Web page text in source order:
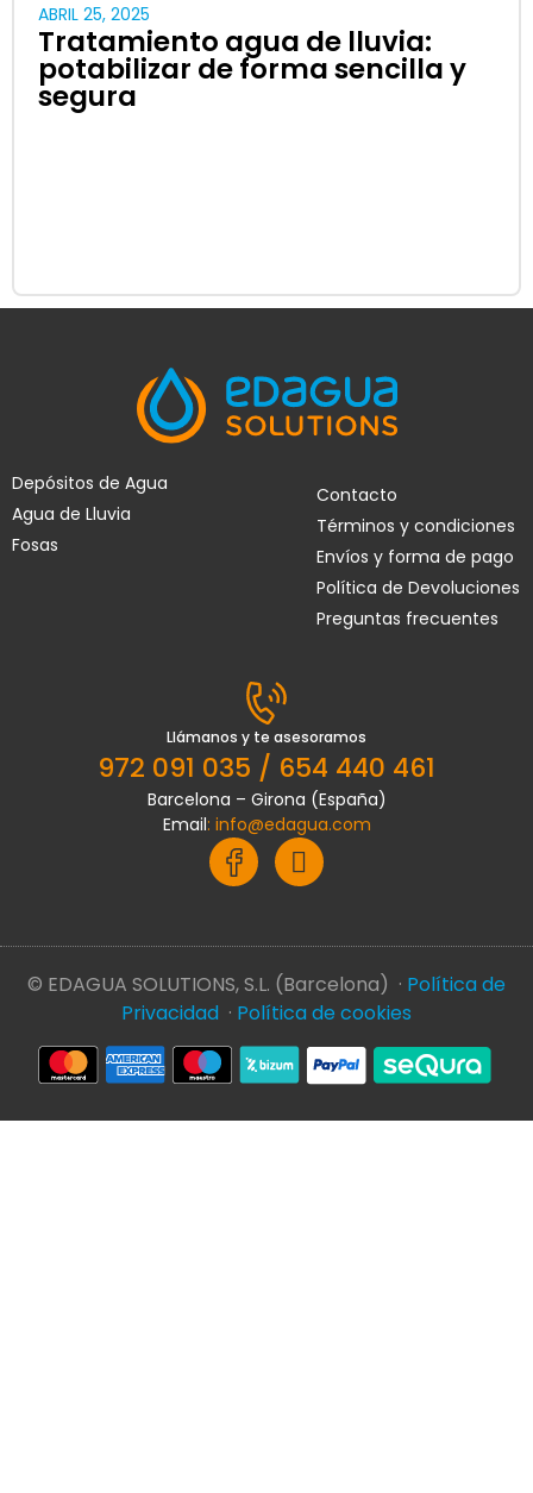
ABRIL 25, 2025
Tratamiento agua de lluvia:
potabilizar de forma sencilla y
segura
Depósitos de Agua
Agua de Lluvia
Fosas
Contacto
Términos y condiciones
Envíos y forma de pago
Política de Devoluciones
Preguntas frecuentes
Llámanos y te asesoramos
972 091 035 / 654 440 461
Barcelona – Girona (España)
Email: info@edagua.com
© EDAGUA SOLUTIONS, S.L. (Barcelona) · Política de
Privacidad · Política de cookies